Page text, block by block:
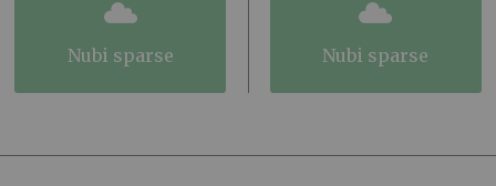
nubi sparse nubi sparse